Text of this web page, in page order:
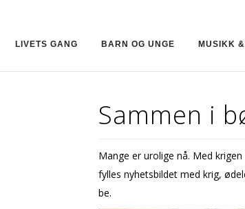
LIVETS GANG BARN OG UNGE MUSIKK
Sammen i
Mange er urolige nå. Med
fylles nyhetsbildet med krig,
be.